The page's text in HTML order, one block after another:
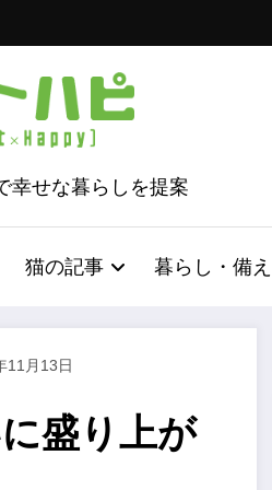
幸せな暮らしを提案
猫の記事 暮らし・備え
11月13日
盛り上が